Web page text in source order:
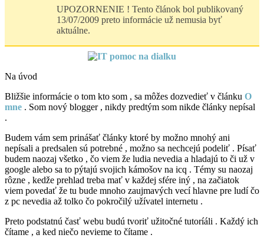
UPOZORNENIE ! Tento článok bol publikovaný
13/07/2009 preto informácie už nemusia byť
aktuálne.
Na úvod
Bližšie informácie o tom kto som , sa môžes dozvedieť v článku O
mne . Som nový blogger , nikdy predtým som nikde články nepísal
.
Budem vám sem prinášať články ktoré by možno mnohý ani
nepísali a predsalen sú potrebné , možno sa nechcejú podeliť . Písať
budem naozaj všetko , čo viem že ludia nevedia a hladajú to či už v
google alebo sa to pýtajú svojich kámošov na icq . Témy su naozaj
rôzne , kedže prehlad treba mať v každej sfére iný , na začiatok
viem povedať že tu bude mnoho zaujmavých vecí hlavne pre ludí čo
z pc nevedia až tolko čo pokročilý užívatel internetu .
Preto podstatnú časť webu budú tvoriť užitočné tutoríáli . Každý ich
čítame , a ked niečo nevieme to čítame .